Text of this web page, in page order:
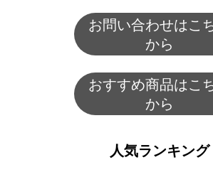
お問い合わせはこ
から
おすすめ商品はこ
から
人気ランキング